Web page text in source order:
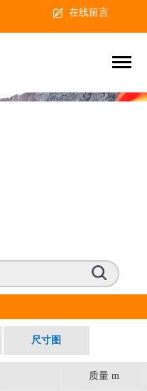
在线留言
尺寸图
质量 m